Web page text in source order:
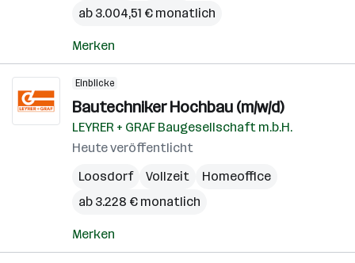
ab 3.004,51 € monatlich
Merken
Einblicke
Bautechniker Hochbau (m/w/d)
LEYRER + GRAF Baugesellschaft m.b.H.
Heute veröffentlicht
Loosdorf
Vollzeit
Homeoffice
ab 3.228 € monatlich
Merken